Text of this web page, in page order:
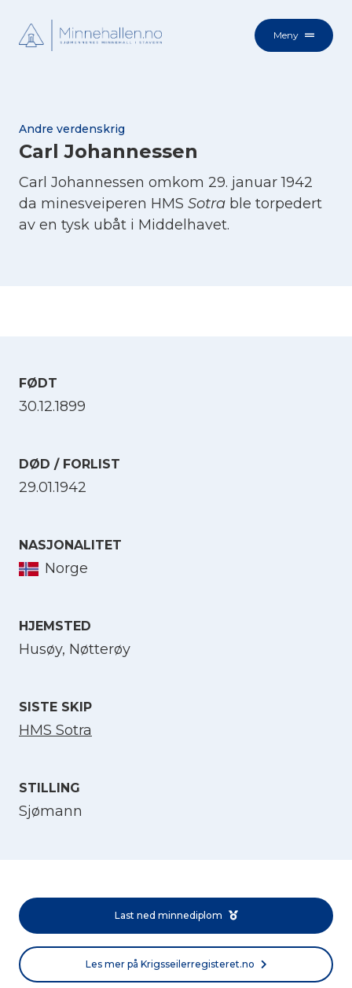
Meny
Andre verdenskrig
Carl Johannessen
Carl Johannessen omkom 29. januar 1942
da minesveiperen HMS Sotra ble torpedert
av en tysk ubåt i Middelhavet.
FØDT
30.12.1899
DØD / FORLIST
29.01.1942
NASJONALITET
Norge
HJEMSTED
Husøy, Nøtterøy
SISTE SKIP
HMS Sotra
STILLING
Sjømann
Last ned minnediplom
Les mer på Krigsseilerregisteret.no